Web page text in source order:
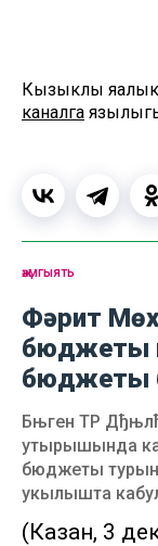
Кызыклы
каналга
җәмгыять
Фәрит
бюджеты
бюджеты
Бњген ТР
утырышында
бюджеты
укылышта
(Казан, 3